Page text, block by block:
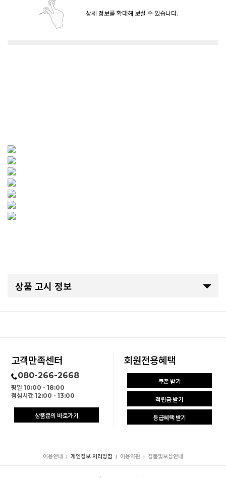
상세 정보를 확대해 보실 수 있습니다.
상품 고시 정보
고객만족센터
080-266-2668
평일 10:00 - 18:00
점심시간 12:00 - 13:00
상품문의 바로가기
회원전용혜택
쿠폰 받기
적립금 받기
등급혜택 받기
이용안내 | 개인정보 처리방침 | 이용약관 | 정품및보상안내